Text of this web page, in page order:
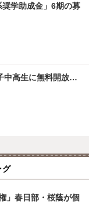
学助成金」6期の募
中高生に無料開放…
グ
」春日部・桜蔭が個